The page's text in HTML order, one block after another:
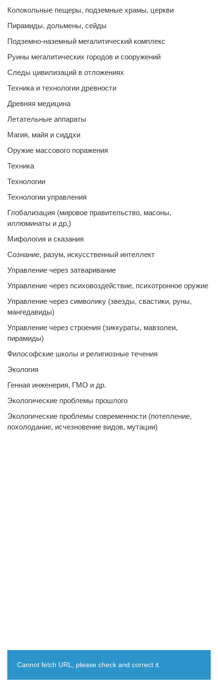
Колокольные пещеры, подземные храмы, церкви
Пирамиды, дольмены, сейды
Подземно-наземный мегалитический комплекс
Руины мегалитических городов и сооружений
Следы цивилизаций в отложениях
Техника и технологии древности
Древняя медицина
Летательные аппараты
Магия, майя и сиддхи
Оружие массового поражения
Техника
Технологии
Технологии управления
Глобализация (мировое правительство, масоны,
иллюминаты и др,)
Мифология и сказания
Сознание, разум, искусственный интеллект
Управление через затваривание
Управление через психовоздействие, психотронное оружие
Управление через символику (звезды, свастики, руны,
мангедавиды)
Управление через строения (зиккураты, мавзолеи,
пирамиды)
Философские школы и религиозные течения
Экология
Генная инженерия, ГМО и др.
Экологические проблемы прошлого
Экологические проблемы современности (потепление,
похолодание, исчезновение видов, мутации)
Cannot fetch URL, please check and correct it.